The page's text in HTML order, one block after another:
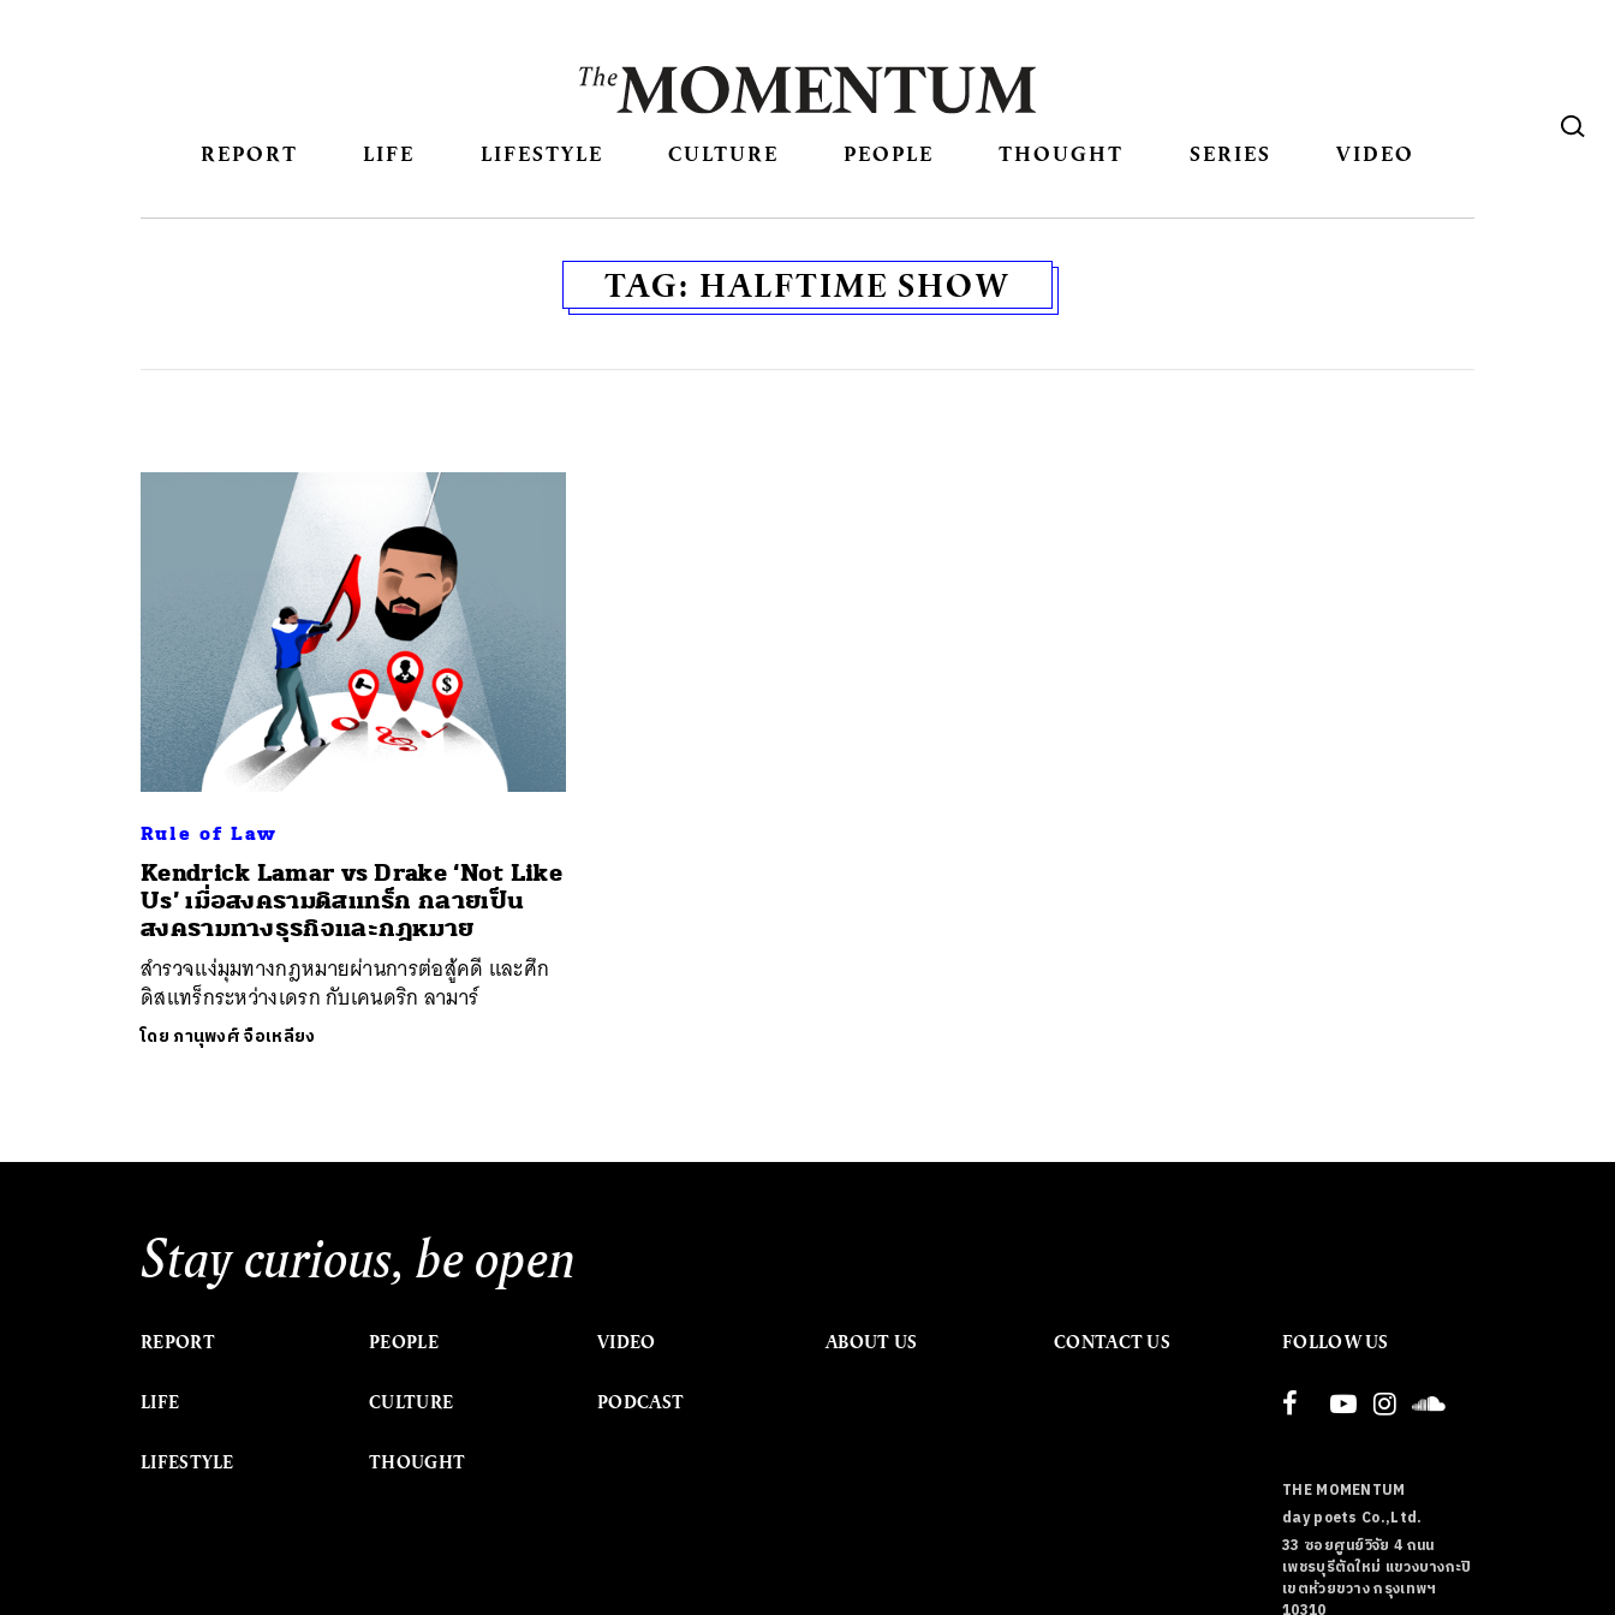
REPORT LIFE LIFESTYLE CULTURE PEOPLE THOUGHT SERIES VIDEO
TAG: HALFTIME SHOW
Rule of Law
Kendrick Lamar vs Drake ‘Not Like
Us’ เมื่อสงครามดิสแทร็ก กลายเป็น
สงครามทางธุรกิจและกฎหมาย
สำรวจแง่มุมทางกฎหมายผ่านการต่อสู้คดี และศึก
ดิสแทร็กระหว่างเดรก กับเคนดริก ลามาร์
โดย ภานุพงศ์ จือเหลียง
Stay curious, be open
REPORT
LIFE
LIFESTYLE
PEOPLE
CULTURE
THOUGHT
VIDEO
PODCAST
ABOUT US CONTACT US FOLLOW US
THE MOMENTUM
day poets Co.,Ltd.
33 ซอยศูนย์วิจัย 4 ถนน
เพชรบุรีตัดใหม่ แขวงบางกะปิ
เขตห้วยขวาง กรุงเทพฯ
ค้นหา